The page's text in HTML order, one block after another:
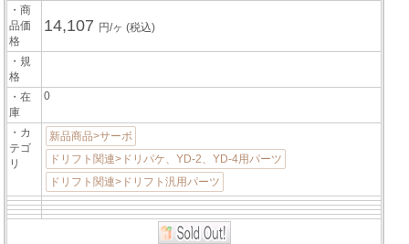
・商
品価
格
14,107 円/ヶ(税込)
・規
格
・在
庫
0
・カ
テゴ
リ
新品商品>サーボ
ドリフト関連>ドリパケ、YD-2、YD-4用パーツ
ドリフト関連>ドリフト汎用パーツ